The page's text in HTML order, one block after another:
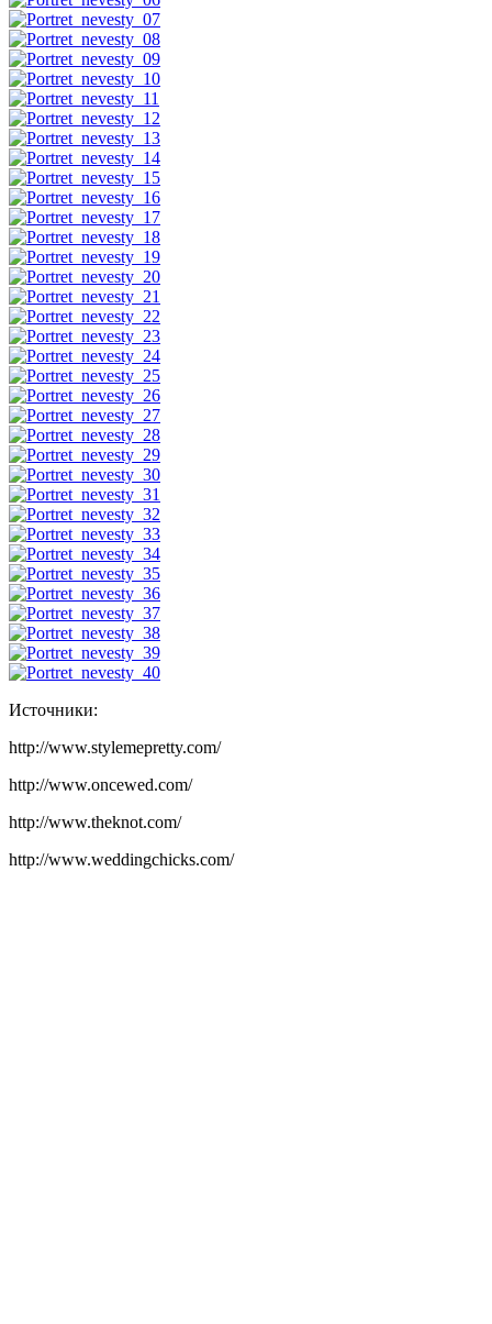
Источники:
http://www.stylemepretty.com/
http://www.oncewed.com/
http://www.theknot.com/
http://www.weddingchicks.com/